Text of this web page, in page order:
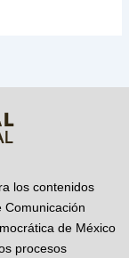
los contenidos
Comunicación
de México
procesos